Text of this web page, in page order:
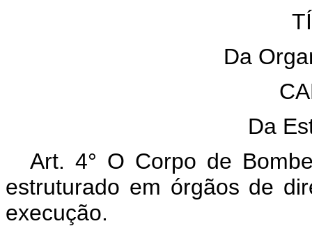
Da
Da
Art. 4° O Corpo de
estruturado em órgãos de
execução.